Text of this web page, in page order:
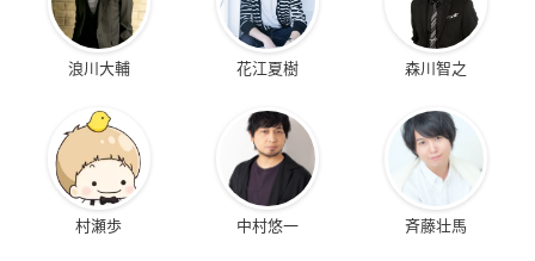
浪川大輔 花江夏樹 森川智之
村瀬歩 中村悠一 斉藤壮馬